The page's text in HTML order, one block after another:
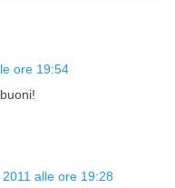
ore 19:54
alle ore 19:28